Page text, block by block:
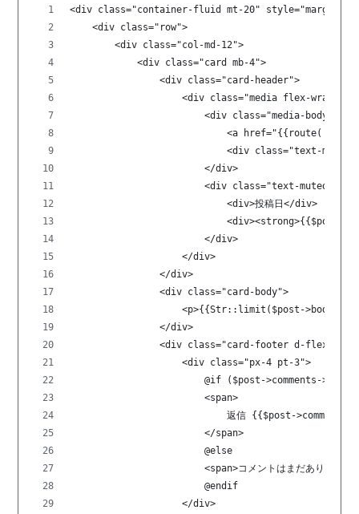
<div class="container-fluid mt-20" style="margin-
    <div class="row">
        <div class="col-md-12">
            <div class="card mb-4">
                <div class="card-header">
<div class="media flex-wrap w-
<div class="media-body ml-
<a
<div class="text-muted
                        </div>
<div class="text-muted
                            <div>投稿日</div>
<div><strong>{{$post-
                        </div>
                    </div>
                </div>
                <div class="card-body">
<p>{{Str::limit($post-
                </div>
<div class="card-footer d-flex
                    <div class="px-4 pt-3">
@if ($post->comments-
                        <span>
返信 {{$post->comments-
                        </span>
                        @else
<span>コメントはまだありません
                        @endif
                    </div>